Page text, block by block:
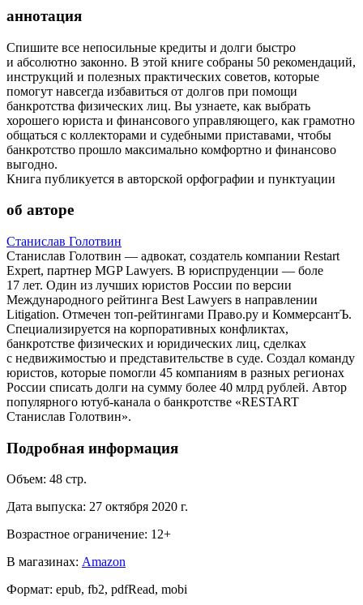
аннотация
Спишите все непосильные кредиты и долги быстро
и абсолютно законно. В этой книге собраны 50 рекомендаций,
инструкций и полезных практических советов, которые
помогут навсегда избавиться от долгов при помощи
банкротства физических лиц. Вы узнаете, как выбрать
хорошего юриста и финансового управляющего, как грамотно
общаться с коллекторами и судебными приставами, чтобы
банкротство прошло максимально комфортно и финансово
выгодно.
Книга публикуется в авторской орфографии и пунктуации
об авторе
Станислав Голотвин
Станислав Голотвин — адвокат, создатель компании Restart
Expert, партнер MGP Lawyers. В юриспруденции — боле
17 лет. Один из лучших юристов России по версии
Международного рейтинга Best Lawyers в направлении
Litigation. Отмечен топ-рейтингами Право.ру и КоммерсантЪ.
Специализируется на корпоративных конфликтах,
банкротстве физических и юридических лиц, сделках
с недвижимостью и представительстве в суде. Создал команду
юристов, которые помогли 45 компаниям в разных регионах
России списать долги на сумму более 40 млрд рублей. Автор
популярного ютуб-канала о банкротстве «RESTART
Станислав Голотвин».
Подробная информация
Объем: 48 стр.
Дата выпуска: 27 октября 2020 г.
Возрастное ограничение: 12+
В магазинах: Amazon
Формат: epub, fb2, pdfRead, mobi